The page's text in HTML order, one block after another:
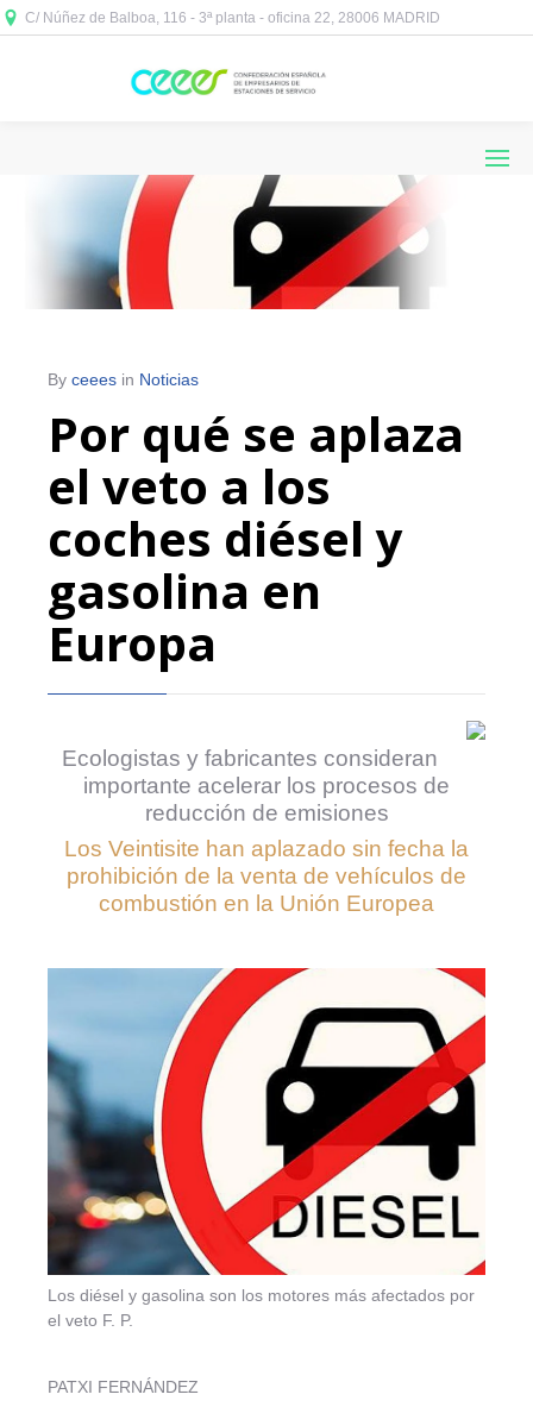
C/ Núñez de Balboa, 116 - 3ª planta - oficina 22, 28006 MADRID
By ceees in Noticias
Por qué se aplaza
el veto a los
coches diésel y
gasolina en
Europa
Ecologistas y fabricantes consideran
importante acelerar los procesos de
reducción de emisiones
Los Veintisite han aplazado sin fecha la
prohibición de la venta de vehículos de
combustión en la Unión Europea
Los diésel y gasolina son los motores más afectados por
el veto F. P.
PATXI FERNÁNDEZ